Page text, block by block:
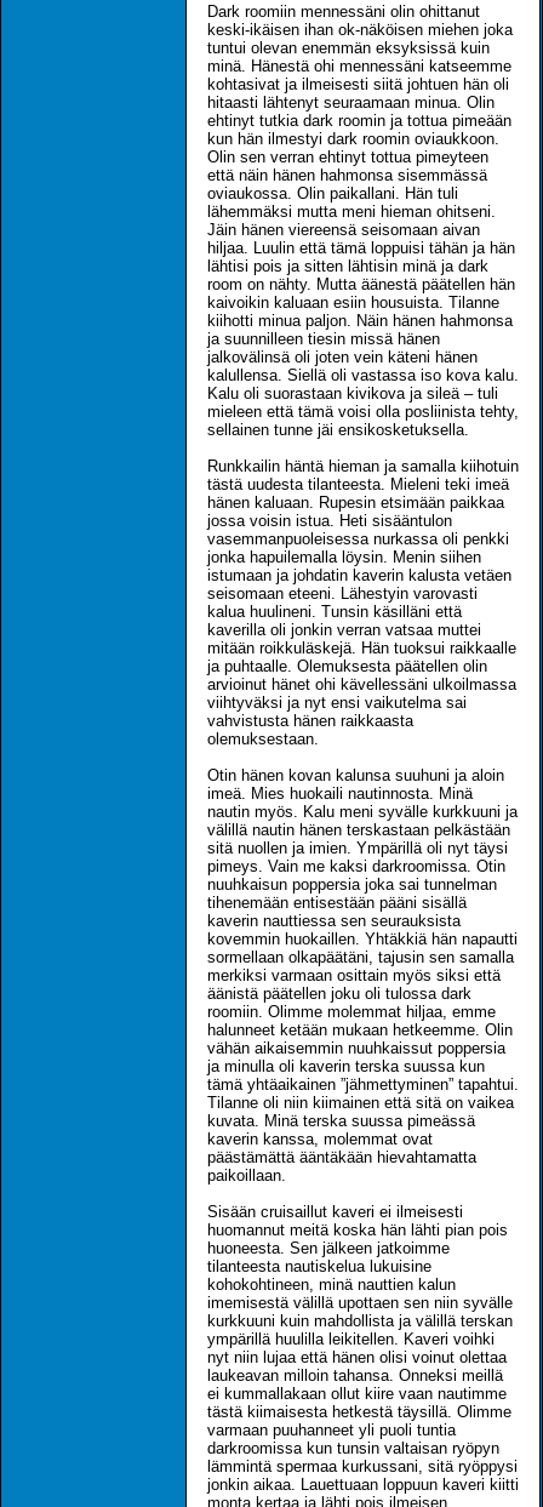
Dark roomiin mennessäni olin ohittanut
keski-ikäisen ihan ok-näköisen miehen joka
tuntui olevan enemmän eksyksissä kuin
minä. Hänestä ohi mennessäni katseemme
kohtasivat ja ilmeisesti siitä johtuen hän oli
hitaasti lähtenyt seuraamaan minua. Olin
ehtinyt tutkia dark roomin ja tottua pimeään
kun hän ilmestyi dark roomin oviaukkoon.
Olin sen verran ehtinyt tottua pimeyteen
että näin hänen hahmonsa sisemmässä
oviaukossa. Olin paikallani. Hän tuli
lähemmäksi mutta meni hieman ohitseni.
Jäin hänen viereensä seisomaan aivan
hiljaa. Luulin että tämä loppuisi tähän ja hän
lähtisi pois ja sitten lähtisin minä ja dark
room on nähty. Mutta äänestä päätellen hän
kaivoikin kaluaan esiin housuista. Tilanne
kiihotti minua paljon. Näin hänen hahmonsa
ja suunnilleen tiesin missä hänen
jalkovälinsä oli joten vein käteni hänen
kalullensa. Siellä oli vastassa iso kova kalu.
Kalu oli suorastaan kivikova ja sileä – tuli
mieleen että tämä voisi olla posliinista tehty,
sellainen tunne jäi ensikosketuksella.
Runkkailin häntä hieman ja samalla kiihotuin
tästä uudesta tilanteesta. Mieleni teki imeä
hänen kaluaan. Rupesin etsimään paikkaa
jossa voisin istua. Heti sisääntulon
vasemmanpuoleisessa nurkassa oli penkki
jonka hapuilemalla löysin. Menin siihen
istumaan ja johdatin kaverin kalusta vetäen
seisomaan eteeni. Lähestyin varovasti
kalua huulineni. Tunsin käsilläni että
kaverilla oli jonkin verran vatsaa muttei
mitään roikkuläskejä. Hän tuoksui raikkaalle
ja puhtaalle. Olemuksesta päätellen olin
arvioinut hänet ohi kävellessäni ulkoilmassa
viihtyväksi ja nyt ensi vaikutelma sai
vahvistusta hänen raikkaasta
olemuksestaan.
Otin hänen kovan kalunsa suuhuni ja aloin
imeä. Mies huokaili nautinnosta. Minä
nautin myös. Kalu meni syvälle kurkkuuni ja
välillä nautin hänen terskastaan pelkästään
sitä nuollen ja imien. Ympärillä oli nyt täysi
pimeys. Vain me kaksi darkroomissa. Otin
nuuhkaisun poppersia joka sai tunnelman
tihenemään entisestään pääni sisällä
kaverin nauttiessa sen seurauksista
kovemmin huokaillen. Yhtäkkiä hän napautti
sormellaan olkapäätäni, tajusin sen samalla
merkiksi varmaan osittain myös siksi että
äänistä päätellen joku oli tulossa dark
roomiin. Olimme molemmat hiljaa, emme
halunneet ketään mukaan hetkeemme. Olin
vähän aikaisemmin nuuhkaissut poppersia
ja minulla oli kaverin terska suussa kun
tämä yhtäaikainen ”jähmettyminen” tapahtui.
Tilanne oli niin kiimainen että sitä on vaikea
kuvata. Minä terska suussa pimeässä
kaverin kanssa, molemmat ovat
päästämättä ääntäkään hievahtamatta
paikoillaan.
Sisään cruisaillut kaveri ei ilmeisesti
huomannut meitä koska hän lähti pian pois
huoneesta. Sen jälkeen jatkoimme
tilanteesta nautiskelua lukuisine
kohokohtineen, minä nauttien kalun
imemisestä välillä upottaen sen niin syvälle
kurkkuuni kuin mahdollista ja välillä terskan
ympärillä huulilla leikitellen. Kaveri voihki
nyt niin lujaa että hänen olisi voinut olettaa
laukeavan milloin tahansa. Onneksi meillä
ei kummallakaan ollut kiire vaan nautimme
tästä kiimaisesta hetkestä täysillä. Olimme
varmaan puuhanneet yli puoli tuntia
darkroomissa kun tunsin valtaisan ryöpyn
lämmintä spermaa kurkussani, sitä ryöppysi
jonkin aikaa. Lauettuaan loppuun kaveri kiitti
monta kertaa ja lähti pois ilmeisen